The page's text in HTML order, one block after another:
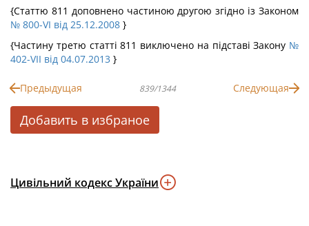
{Статтю 811 доповнено частиною другою згідно із Законом
№ 800-VI від 25.12.2008 }
{Частину третю статті 811 виключено на підставі Закону №
402-VII від 04.07.2013 }
Предыдущая 839/1344 Следующая
Добавить в избраное
Цивільний кодекс України